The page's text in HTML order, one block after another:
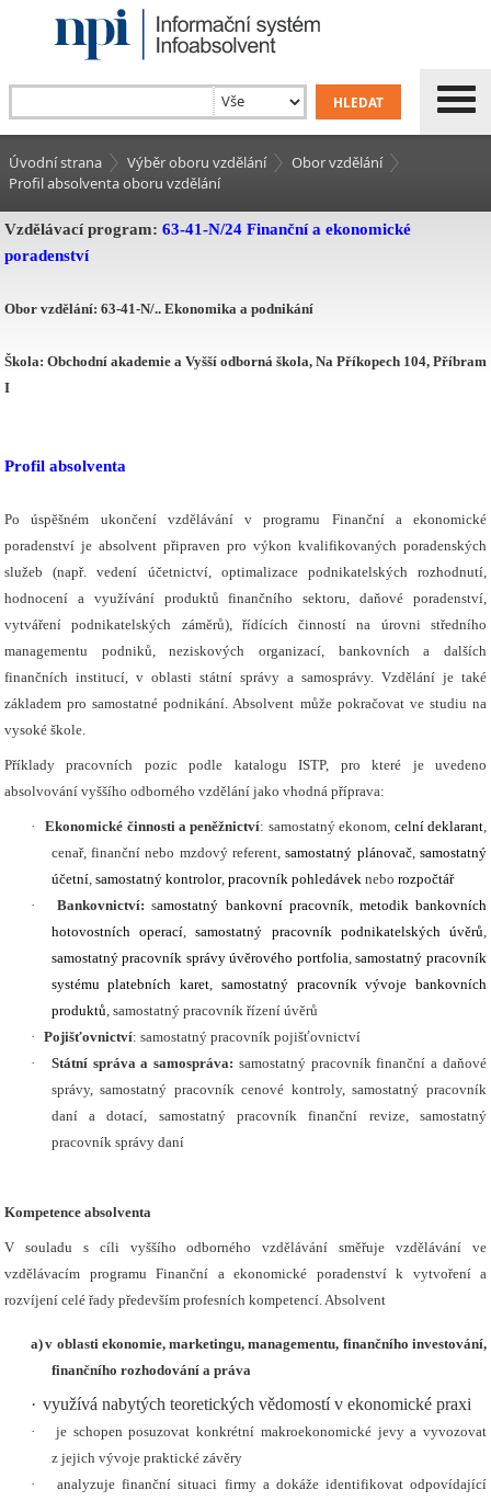
Úvodní strana Výběr oboru vzdělání
Obor vzdělání
Profil absolventa oboru vzdělání
Vzdělávací program: 63-41-N/24 Finanční a ekonomické
poradenství
Obor vzdělání: 63-41-N/.. Ekonomika a podnikání
Škola: Obchodní akademie a Vyšší odborná škola, Na Příkopech 104, Příbram
I
Profil absolventa
Po úspěšném ukončení vzdělávání v programu Finanční a ekonomické
poradenství je absolvent připraven pro výkon kvalifikovaných poradenských
služeb (např. vedení účetnictví, optimalizace podnikatelských rozhodnutí,
hodnocení a využívání produktů finančního sektoru, daňové poradenství,
vytváření podnikatelských záměrů), řídících činností na úrovni středního
managementu podniků, neziskových organizací, bankovních a dalších
finančních institucí, v oblasti státní správy a samosprávy. Vzdělání je také
základem pro samostatné podnikání. Absolvent může pokračovat ve studiu na
vysoké škole.
Příklady pracovních pozic podle katalogu ISTP, pro které je uvedeno
absolvování vyššího odborného vzdělání jako vhodná příprava:
· Ekonomické činnosti a peněžnictví: samostatný ekonom, celní deklarant,
cenař, finanční nebo mzdový referent,samostatný plánovač,samostatný
účetní, samostatný kontrolor, pracovník pohledáveknebo rozpočtář
·
Bankovnictví: samostatný bankovní pracovník, metodik bankovních
hotovostních operací,samostatný pracovník podnikatelských úvěrů,
samostatný pracovník správy úvěrového portfolia,samostatný pracovník
systému platebních karet, samostatný pracovník vývoje bankovních
produktů, samostatný pracovník řízení úvěrů
· Pojišťovnictví: samostatný pracovník pojišťovnictví
·
Státní správa a samospráva: samostatný pracovník finanční a daňové
správy, samostatný pracovník cenové kontroly, samostatný pracovník
daní a dotací, samostatný pracovník finanční revize, samostatný
pracovník správy daní
Kompetence absolventa
V souladu s cíli vyššího odborného vzdělávání směřuje vzdělávání ve
vzdělávacím programu Finanční a ekonomické poradenství k vytvoření a
rozvíjení celé řady především profesních kompetencí. Absolvent
a)v oblasti ekonomie, marketingu, managementu, finančního investování,
finančního rozhodování a práva
· využívá nabytých teoretických vědomostí v ekonomické praxi
·
je schopen posuzovat konkrétní makroekonomické jevy a vyvozovat
z jejich vývoje praktické závěry
·
analyzuje finanční situaci firmy a dokáže identifikovat odpovídající